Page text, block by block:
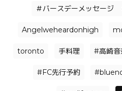
＃バースデーメッセージ
Angelweheardonhigh
toronto 手料理 #高崎音
#FC先行予約